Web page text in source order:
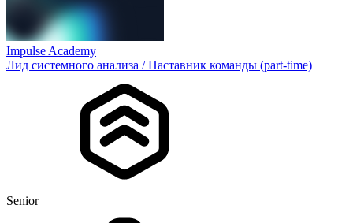
Impulse Academy
Лид системного анализа / Наставник команды (part-time)
Senior